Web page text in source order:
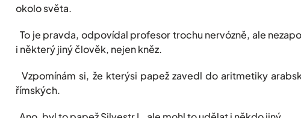
okolo světa.
To je pravda, odpovídal profesor trochu nervózně, ale
i některý jiný člověk, nejen kněz.
Vzpomínám si, že kterýsi papež zavedl do aritmetiky
římských.